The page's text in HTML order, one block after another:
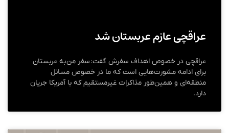
عراقچی عازم عربستان شد
عراقچی در خصوص اهداف سفرش گفت: سفر من به عربستان
برای ادامه مشورت‌هایی است که ما در خصوص مسائل
منطقه‌ای و همین‌طور مذاکرات غیرمستقیم که با آمریکا جریان
دارد.